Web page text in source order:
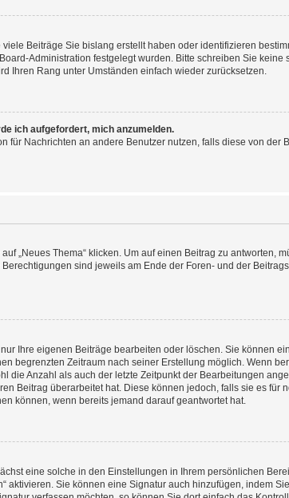
Beiträge Sie bislang erstellt haben oder identifizieren
Administration festgelegt wurden. Bitte schreiben Sie
Ihren Rang unter Umständen einfach wieder zurücksetzen.
ich aufgefordert, mich anzumelden.
für Nachrichten an andere Benutzer nutzen, falls diese von
„Neues Thema“ klicken. Um auf einen Beitrag zu antworten,
sind jeweils am Ende der Foren- und der
Ihre eigenen Beiträge bearbeiten oder löschen. Sie können
begrenzten Zeitraum nach seiner Erstellung möglich. Wenn
die Anzahl als auch der letzte Zeitpunkt der Bearbeitungen
Beitrag überarbeitet hat. Diese können jedoch, falls sie es
können, wenn bereits jemand darauf geantwortet hat.
eine solche in den Einstellungen in Ihrem persönlichen
aktivieren. Sie können eine Signatur auch hinzufügen, indem